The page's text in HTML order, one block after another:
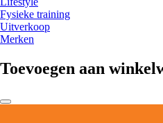
Fysieke training
Uitverkoop
Merken
Toevoegen aan